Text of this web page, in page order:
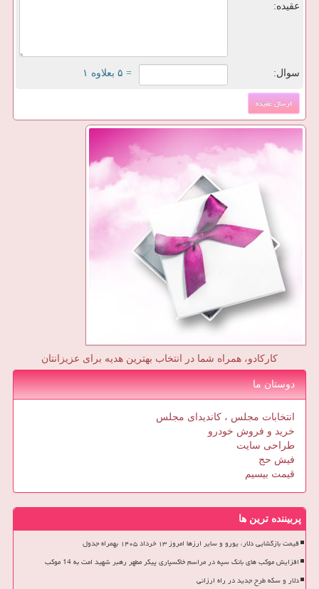
عقیده:
سوال: = ۵ بعلاوه ۱
کارکادو، همراه شما در انتخاب بهترین هدیه برای عزیزانتان
دوستان ما
انتخابات مجلس ، کاندیدای مجلس
خرید و فروش خودرو
طراحی سایت
فیش حج
قیمت بیسیم
پربیننده ترین ها
قیمت بازگشایی دلار، یورو و سایر ارزها امروز ۱۳ خرداد ۱۴۰۵ بهمراه جدول
افزایش موکب های بانک سپه در مراسم خاکسپاری پیکر مطهر رهبر شهید امت به 14 موکب
دلار و سکه طرح جدید در راه ارزانی